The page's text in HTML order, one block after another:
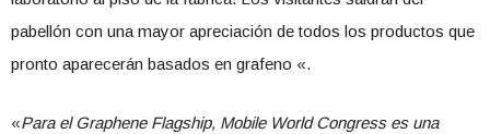
pabellón con una mayor apreciación de todos los productos que
pronto aparecerán basados ​​en grafeno «.
«Para el Graphene Flagship, Mobile World Congress es una